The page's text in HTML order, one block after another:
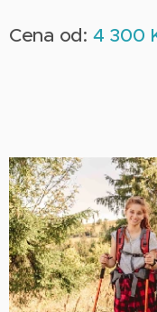
Cena od: 4 300